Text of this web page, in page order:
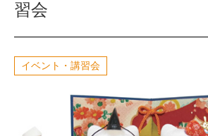
習会
イベント・講習会